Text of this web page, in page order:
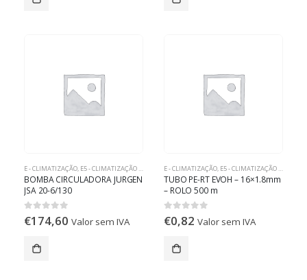
E - CLIMATIZAÇÃO, E5 - CLIMATIZAÇÃO RADIANTE
BOMBA CIRCULADORA JURGEN
JSA 20-6/130
0out of 5
€174,60 Valor sem IVA
E - CLIMATIZAÇÃO, E5 - CLIMATIZAÇÃO RADIANTE
TUBO PE-RT EVOH – 16×1.8mm
– ROLO 500 m
0out of 5
€0,82 Valor sem IVA